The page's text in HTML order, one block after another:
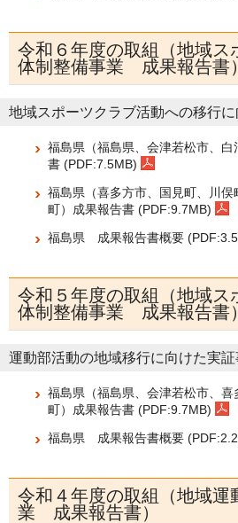
令和６年度の取組（地域ス
体制整備事業 成果報告書）
地域スポーツクラブ活動への移行
福島県（福島県、会津若松市、白
書 (PDF:7.5MB)
福島県（喜多方市、国見町、川
町）成果報告書 (PDF:9.7MB)
福島県 成果報告書概要
令和５年度の取組（地域ス
体制整備事業 成果報告書）
運動部活動の地域移行に向けた実証
福島県（福島県、会津若松市、
町）成果報告書 (PDF:9.7MB)
福島県 成果報告書概要
令和４年度の取組（地域運
業 成果報告書）